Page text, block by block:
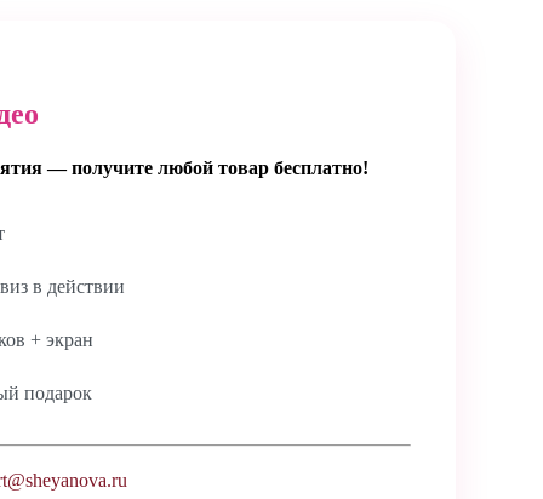
— получите любой товар бесплатно!
в действии
+ экран
подарок